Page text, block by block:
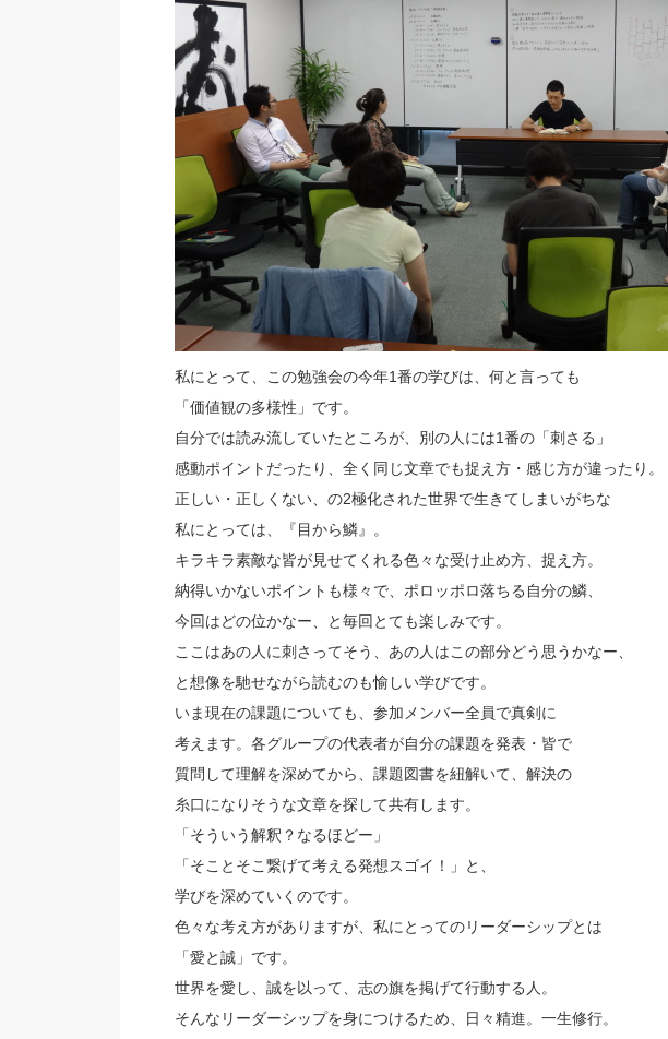
私にとって、この勉強会の今年1番の学びは、何と言っても
「価値観の多様性」です。
自分では読み流していたところが、別の人には1番の「刺さる」
感動ポイントだったり、全く同じ文章でも捉え方・感じ方が違ったり。
正しい・正しくない、の2極化された世界で生きてしまいがちな
私にとっては、『目から鱗』。
キラキラ素敵な皆が見せてくれる色々な受け止め方、捉え方。
納得いかないポイントも様々で、ポロッポロ落ちる自分の鱗、
今回はどの位かなー、と毎回とても楽しみです。
ここはあの人に刺さってそう、あの人はこの部分どう思うかなー、
と想像を馳せながら読むのも愉しい学びです。
いま現在の課題についても、参加メンバー全員で真剣に
考えます。各グループの代表者が自分の課題を発表・皆で
質問して理解を深めてから、課題図書を紐解いて、解決の
糸口になりそうな文章を探して共有します。
「そういう解釈？なるほどー」
「そことそこ繋げて考える発想スゴイ！」と、
学びを深めていくのです。
色々な考え方がありますが、私にとってのリーダーシップとは
「愛と誠」です。
世界を愛し、誠を以って、志の旗を掲げて行動する人。
そんなリーダーシップを身につけるため、日々精進。一生修行。